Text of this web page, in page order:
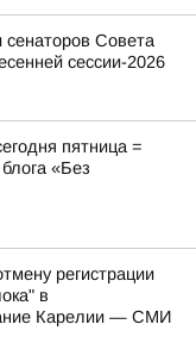
сенаторов Совета
сессии-2026
пятница =
«Без
регистрации
в
Карелии — СМИ